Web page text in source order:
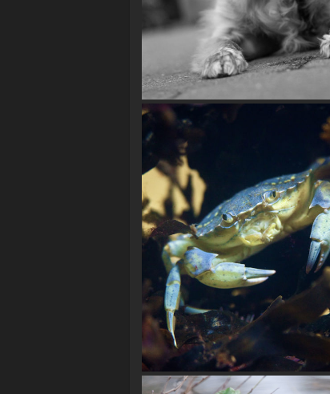
Mischlingshund
Taschenkrebs (Cancer pagurus)